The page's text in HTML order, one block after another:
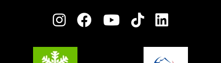
Charter van toegewijde spelers
Plagne Villages